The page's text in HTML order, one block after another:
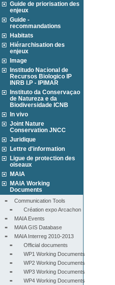
Guide de priorisation des
enjeux
Guide -
recommandations
Habitats
Hiérarchisation des
enjeux
Image
Institudo Nacional de
Recursos Biologico IP
INRB I.P - IPIMAR
Instituto da Conservaçao
de Natureza e da
Biodiversidade ICNB
In vivo
Joint Nature
Conservation JNCC
Juridique
Lettre d'information
Ligue de protection des
oiseaux
MAIA
MAIA Working
Documents
Communication Tools
Création expo Arcachon
MAIA Events
MAIA GIS Database
MAIA Interreg 2010-2013
Official documents
WP1 Working Documents
WP2 Working Documents
WP3 Working Documents
WP4 Working Documents